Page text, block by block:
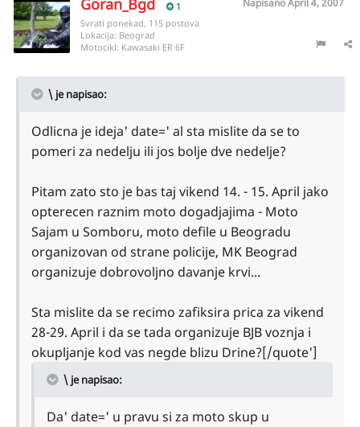
Goran_Bgd 1 NapisanoApril 4, 2007
Svrati ponekad, 115 postova
Lokacija: Beograd
Motocikl: Kawasaki ER 6F
\ je napisao:
Odlicna je ideja' date=' al sta mislite da se to
pomeri za nedelju ili jos bolje dve nedelje?
Pitam zato sto je bas taj vikend 14. - 15. April jako
opterecen raznim moto dogadjajima - Moto
Sajam u Somboru, moto defile u Beogradu
organizovan od strane policije, MK Beograd
organizuje dobrovoljno davanje krvi...
Sta mislite da se recimo zafiksira prica za vikend
28-29. April i da se tada organizuje BJB voznja i
okupljanje kod vas negde blizu Drine?[/quote']
\ je napisao:
Da' date=' u pravu si za moto skup u